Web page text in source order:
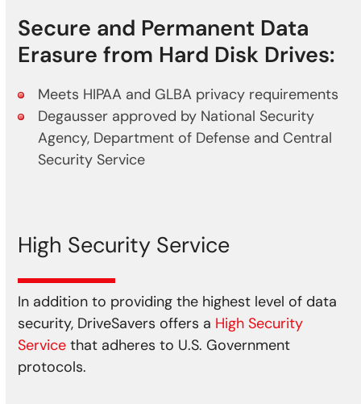
Secure and Permanent Data
Erasure from Hard Disk Drives:
Meets HIPAA and GLBA privacy requirements
Degausser approved by National Security
Agency, Department of Defense and Central
Security Service
High Security Service
In addition to providing the highest level of data
security, DriveSavers offers a High Security
Service that adheres to U.S. Government
protocols.